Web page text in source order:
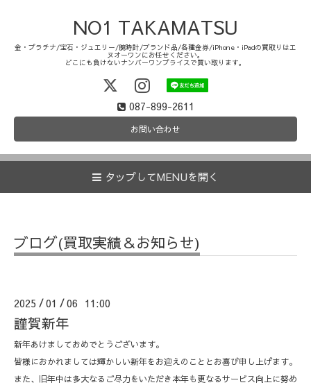
NO1 TAKAMATSU
金・プラチナ/宝石・ジュエリー/腕時計/ブランド品/各種金券/iPhone・iPadの買取りはエ
ヌオーワンにお任せください。
どこにも負けないナンバーワンプライスで買い取ります。
087-899-2611
お問い合わせ
タップしてMENUを開く
ブログ(買取実績＆お知らせ)
2025 /01 /06 11:00
謹賀新年
新年あけましておめでとうございます。
皆様におかれましては輝かしい新年をお迎えのこととお喜び申し上げます。
また、旧年中は多大なるご尽力をいただき本年も更なるサービス向上に努め